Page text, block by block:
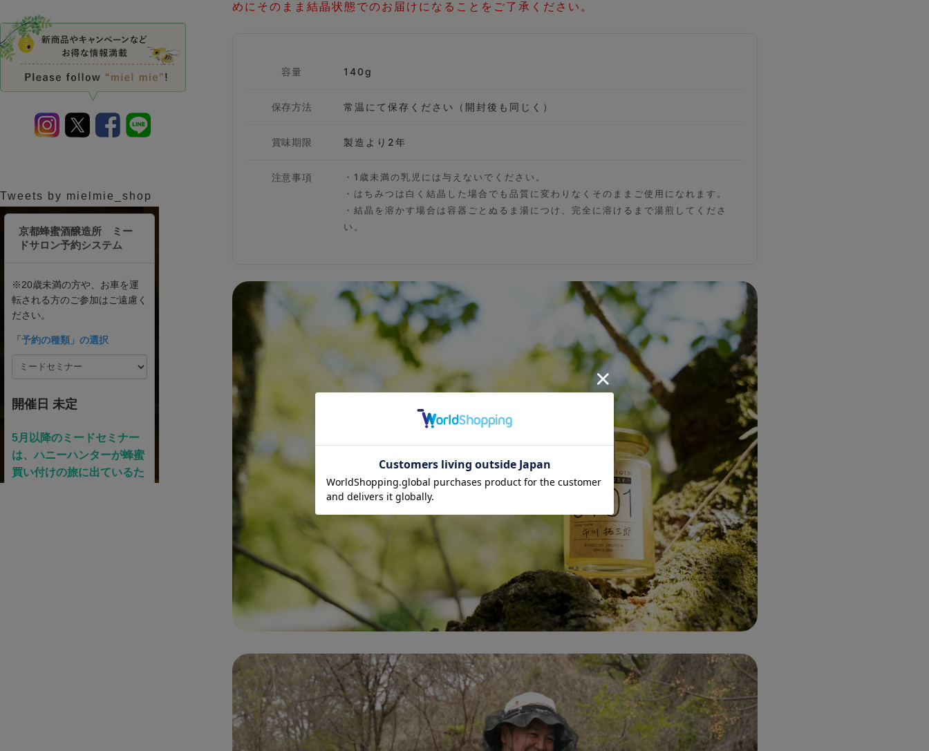
めにそのまま結晶状態でのお届けになることをご了承ください。
容量 140g
保存方法 常温にて保存ください（開封後も同じく）
賞味期限 製造より2年
注意事項
・1歳未満の乳児には与えないでください。
・はちみつは白く結晶した場合でも品質に変わりなくそのままご使用になれます。
・結晶を溶かす場合は容器ごとぬるま湯につけ、完全に溶けるまで湯煎してくださ
い。
Single Origin Pure Honey
シングルオリジンハニ
Tweets by mielmie_shop